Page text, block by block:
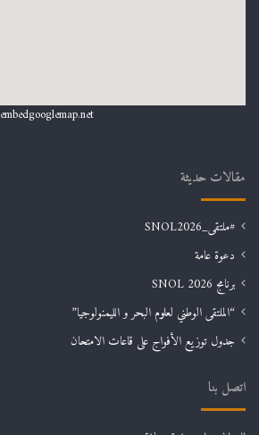
embedgooglemap.net
مقالات حديثة
#ملتقى_SNOL2026
دعوة عامة
برنامج SNOL 2026
“الملتقى الوطني لعلوم البحر و الليمنولوجيا”
جدول توزيع الأفواج على قاعات الامتحان
اتصل بنا